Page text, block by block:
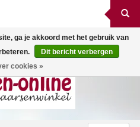
ga je akkoord met het gebruik van
Dit bericht verbergen
cookies »